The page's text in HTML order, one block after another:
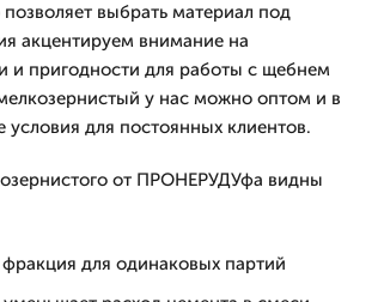
выбрать материал под
акцентируем внимание на
и пригодности для работы с щебнем
у нас можно оптом и в
для постоянных клиентов.
от ПРОНЕРУДУфа видны
для одинаковых партий